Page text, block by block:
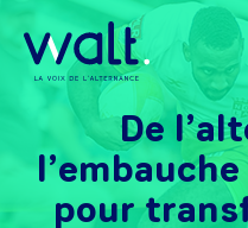
De
pour